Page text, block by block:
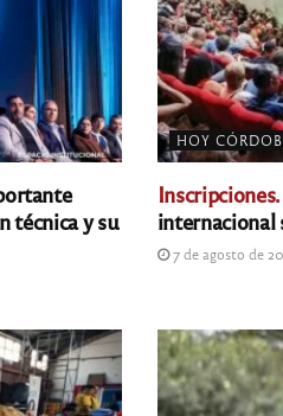
técnica y su
HOY
Inscripciones.
internacional
7 de agosto de